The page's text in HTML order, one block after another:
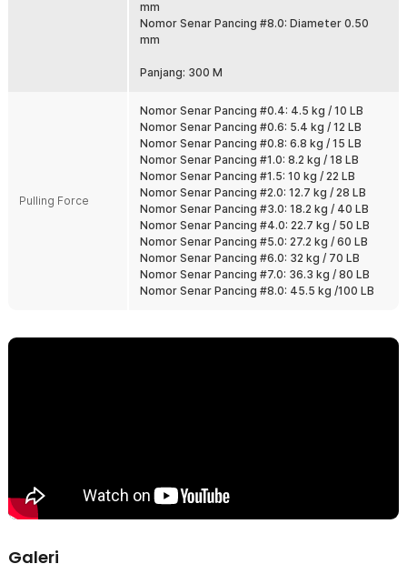
Membantu lemparan lebih jauh dan akurat saat casting. Sangat
cocok untuk teknik mancing aktif.
sensitif terhadap getaran kecil. Gigitan ikan lebih cepat terasa di
Tahan Abrasi dan Air Asin
Dirancang untuk menghadapi air tawar maupun air asin. Tetap
tangguh digunakan pada spot dengan batu, kayu, atau karang.
Cocok untuk pemancing harian maupun trip laut.
Banyak Pilihan Ukuran PE
Tersedia dari ukuran thick line kecil hingga besar sesuai target ikan.
Bisa dipilih untuk ikan kecil, predator air tawar, hingga ikan laut
besar. Tinggal sesuaikan dengan reel dan teknik memancing Anda.
Kelengkapan Produk
1 x TaffSPORT Senar Pancing PE 4 Braided Strand Fishing Line
mm
Nomor Senar Pancing #8.0: Diameter 0.50
mm
Panjang: 300 M
Pulling Force
Nomor Senar Pancing #0.4: 4.5 kg / 10 LB
Nomor Senar Pancing #0.6: 5.4 kg / 12 LB
Nomor Senar Pancing #0.8: 6.8 kg / 15 LB
Nomor Senar Pancing #1.0: 8.2 kg / 18 LB
Nomor Senar Pancing #1.5: 10 kg / 22 LB
Nomor Senar Pancing #2.0: 12.7 kg / 28 LB
Nomor Senar Pancing #3.0: 18.2 kg / 40 LB
Nomor Senar Pancing #4.0: 22.7 kg / 50 LB
Nomor Senar Pancing #5.0: 27.2 kg / 60 LB
Nomor Senar Pancing #6.0: 32 kg / 70 LB
Nomor Senar Pancing #7.0: 36.3 kg / 80 LB
Nomor Senar Pancing #8.0: 45.5 kg /100 LB
Galeri